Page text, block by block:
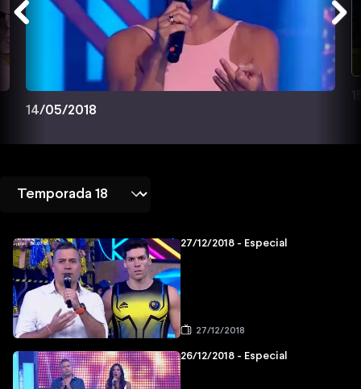
14/05/2018
27/12/2018 - Especial
27/12/2018
26/12/2018 - Especial